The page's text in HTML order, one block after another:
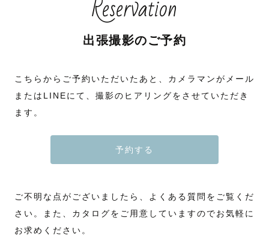
Reservation
出張撮影のご予約
こちらからご予約いただいたあと、カメラマンがメール
またはLINEにて、撮影のヒアリングをさせていただき
ます。
予約する
ご不明な点がございましたら、よくある質問をご覧くだ
さい。また、カタログをご用意していますのでお気軽に
お求めください。